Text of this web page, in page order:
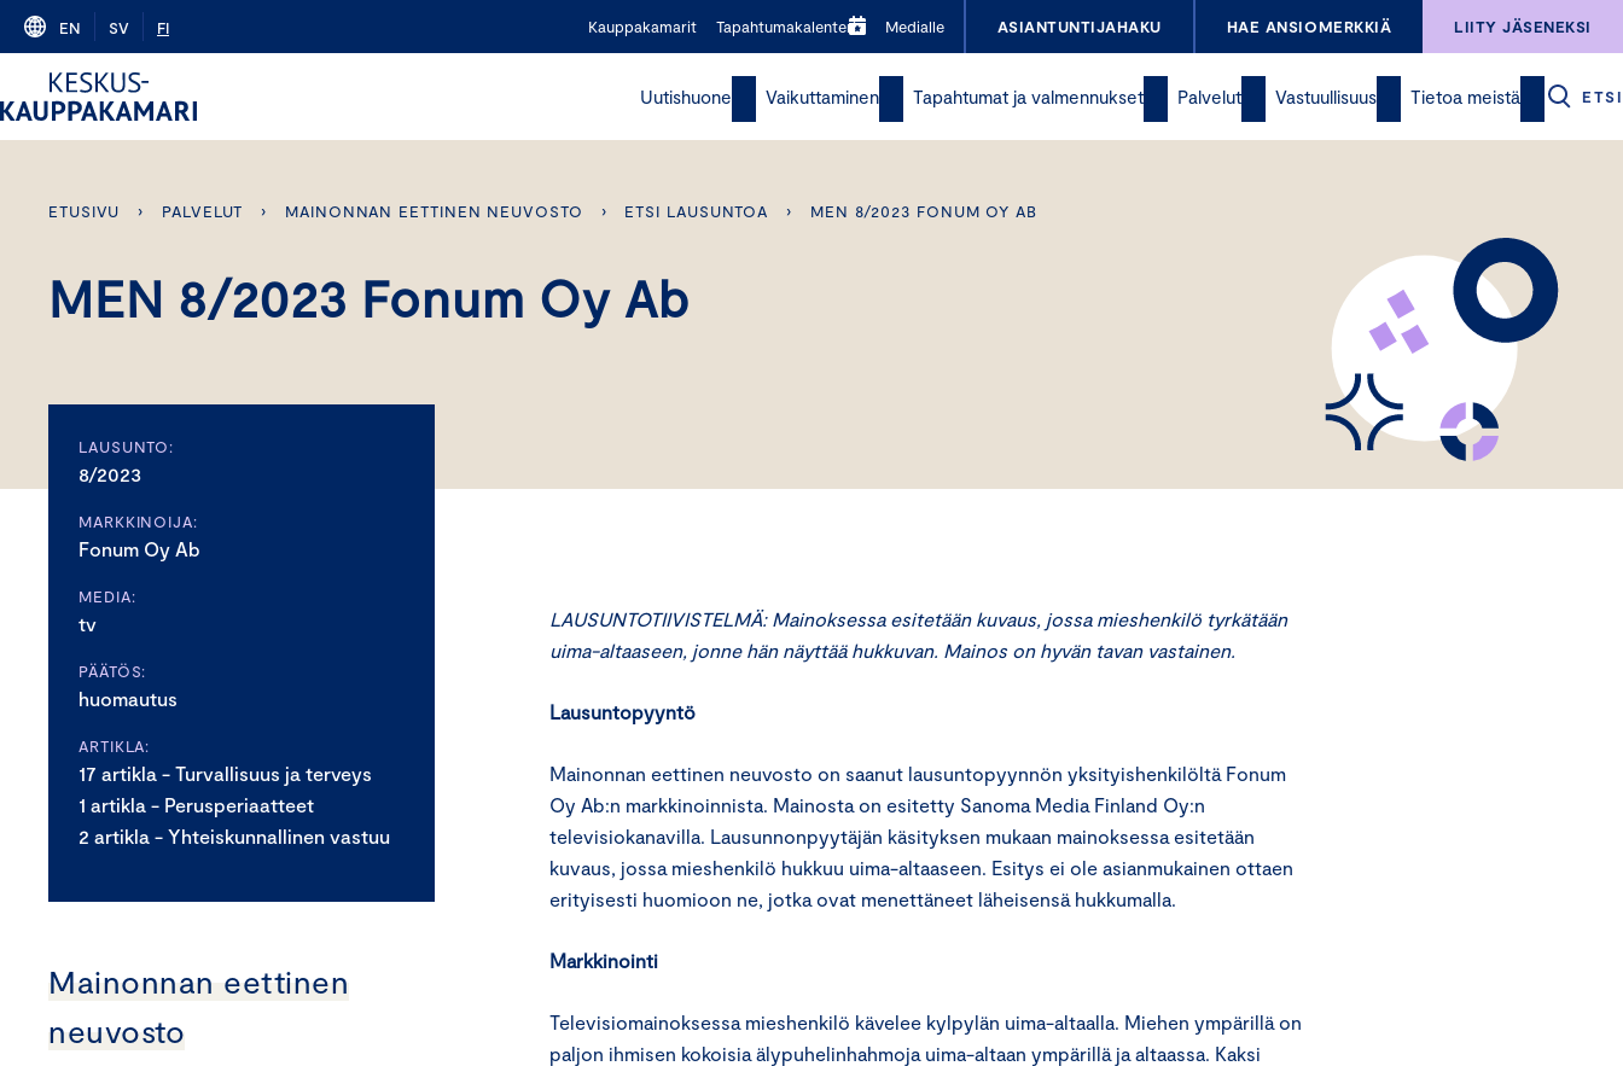
Skip
content
EN SV FI Kauppakamarit Tapahtumakalenteri Medialle ASIANTUNTIJAHAKU HAE ANSIOMERKKIÄ LIITY JÄSENEKSI
Uutishuone Vaikuttaminen Tapahtumat ja valmennukset Palvelut Vastuullisuus Tietoa meistä ETSI
ETUSIVU › PALVELUT › MAINONNAN EETTINEN NEUVOSTO › ETSI LAUSUNTOA › MEN 8/2023 FONUM OY AB
MEN 8/2023 Fonum Oy Ab
LAUSUNTO:
8/2023
MARKKINOIJA:
Fonum Oy Ab
MEDIA:
tv
PÄÄTÖS:
huomautus
ARTIKLA:
17 artikla - Turvallisuus ja terveys
1 artikla - Perusperiaatteet
2 artikla - Yhteiskunnallinen vastuu
Mainonnan eettinen
neuvosto
LAUSUNTOTIIVISTELMÄ: Mainoksessa esitetään kuvaus, jossa mieshenkilö tyrkätään
uima-altaaseen, jonne hän näyttää hukkuvan. Mainos on hyvän tavan vastainen.
Lausuntopyyntö
Mainonnan eettinen neuvosto on saanut lausuntopyynnön yksityishenkilöltä Fonum
Oy Ab:n markkinoinnista. Mainosta on esitetty Sanoma Media Finland Oy:n
televisiokanavilla. Lausunnonpyytäjän käsityksen mukaan mainoksessa esitetään
kuvaus, jossa mieshenkilö hukkuu uima-altaaseen. Esitys ei ole asianmukainen ottaen
erityisesti huomioon ne, jotka ovat menettäneet läheisensä hukkumalla.
Markkinointi
Televisiomainoksessa mieshenkilö kävelee kylpylän uima-altaalla. Miehen ympärillä on
paljon ihmisen kokoisia älypuhelinhahmoja uima-altaan ympärillä ja altaassa. Kaksi